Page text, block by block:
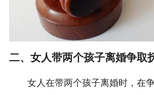
二、女人带两个孩子离婚争取
女人在带两个孩子离婚时，在